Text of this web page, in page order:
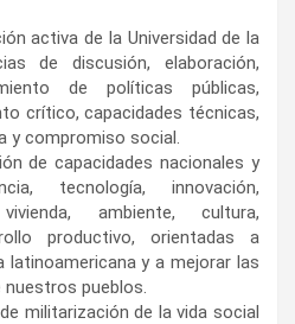
activa de la Universidad de la
de discusión, elaboración,
de políticas públicas,
crítico, capacidades técnicas,
y compromiso social.
de capacidades nacionales y
tecnología, innovación,
ambiente, cultura,
productivo, orientadas a
latinoamericana y a mejorar las
nuestros pueblos.
militarización de la vida social